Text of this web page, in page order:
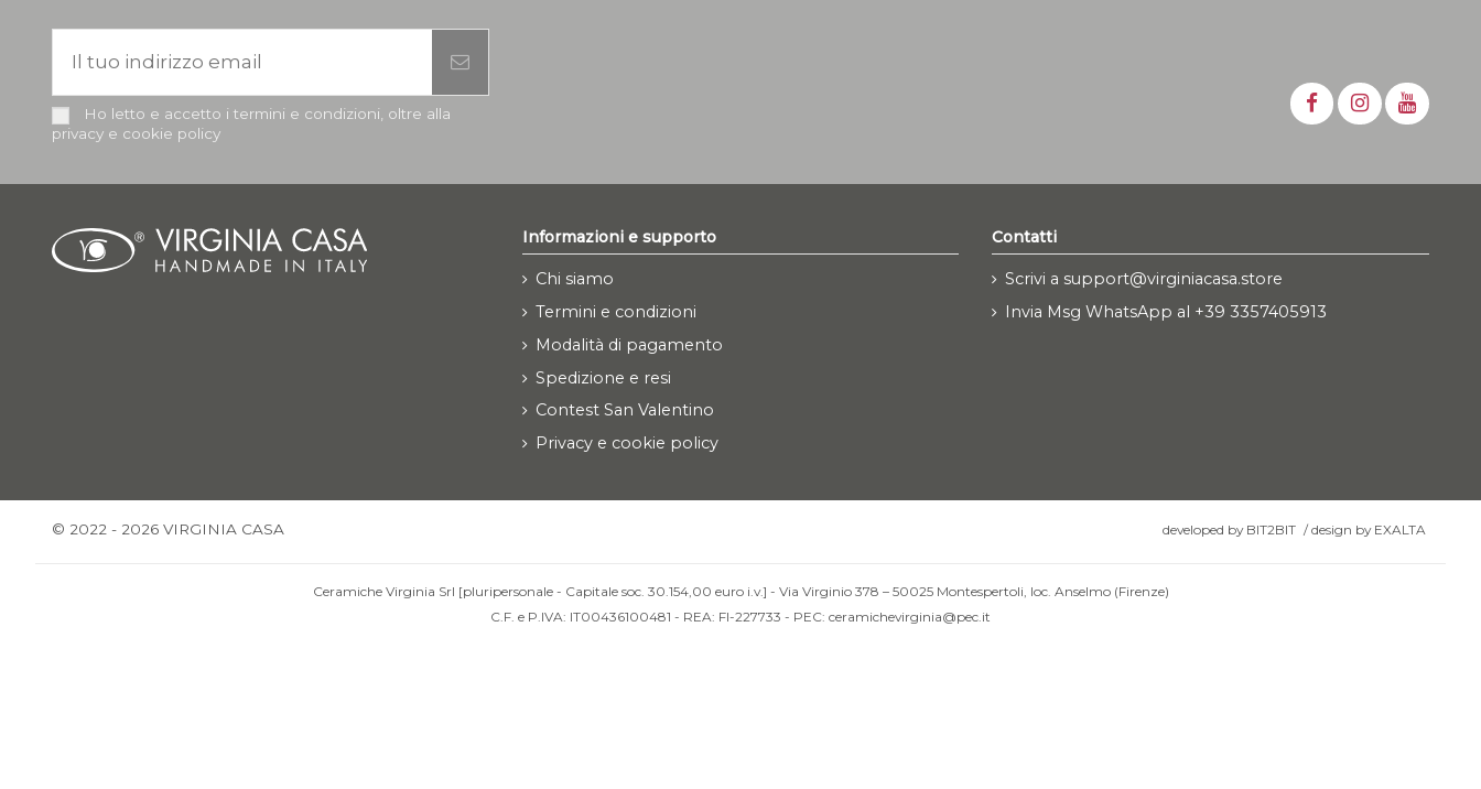
Ho letto e accetto i termini e condizioni, oltre alla
privacy e cookie policy
Informazioni e supporto
Chi siamo
Termini e condizioni
Modalità di pagamento
Spedizione e resi
Contest San Valentino
Privacy e cookie policy
Contatti
Scrivi a support@virginiacasa.store
Invia Msg WhatsApp al +39 3357405913
© 2022 - 2026 VIRGINIA CASA developed by BIT2BIT /design by EXALTA
Ceramiche Virginia Srl [pluripersonale - Capitale soc. 30.154,00 euro i.v.] - Via Virginio 378 – 50025 Montespertoli, loc. Anselmo (Firenze)
C.F. e P.IVA: IT00436100481 - REA: FI-227733 - PEC: ceramichevirginia@pec.it